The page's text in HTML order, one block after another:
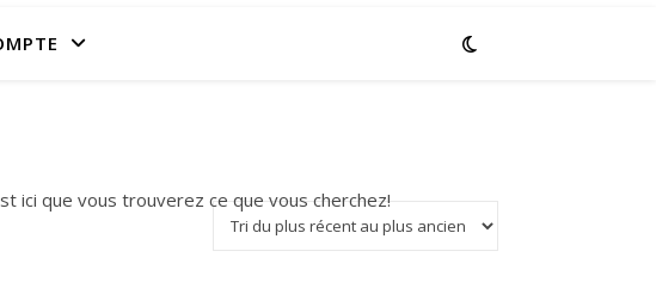
ici que vous trouverez ce que vous cherchez!